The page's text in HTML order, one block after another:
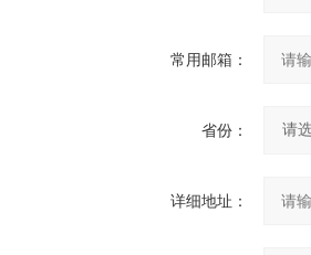
常用邮箱：
省份：
详细地址：